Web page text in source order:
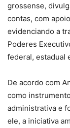
grossense,
contas, com
evidenciando a
Poderes
federal, estadual
De acordo com
como
administrativa e
ele, a iniciativa